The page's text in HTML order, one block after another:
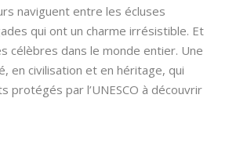
naviguent entre les écluses
qui ont un charme irrésistible. Et
célèbres dans le monde entier. Une
en civilisation et en héritage, qui
protégés par l’UNESCO à découvrir